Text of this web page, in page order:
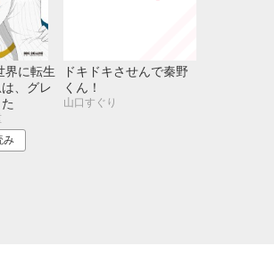
界に転生
、グレ
み
ドキドキさせんで秦野
くん！
山口すぐり